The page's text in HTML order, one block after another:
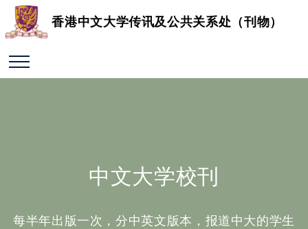
香港中文大学传讯及公共关系处（刊物）
中文大学校刊
每半年出版一次，分中英文版本，报道中大的学生